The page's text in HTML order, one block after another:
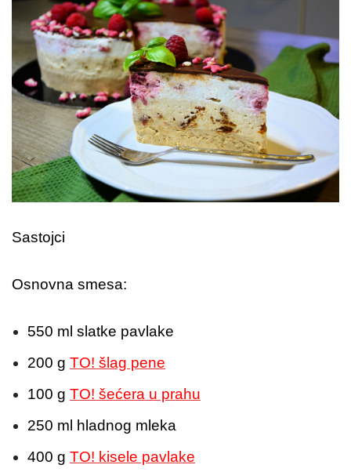
Sastojci
Osnovna smesa:
550 ml slatke pavlake
200 g TO! šlag pene
100 g TO! šećera u prahu
250 ml hladnog mleka
400 g TO! kisele pavlake